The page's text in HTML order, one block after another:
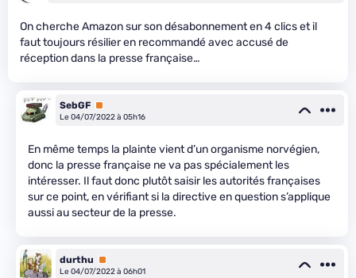
On cherche Amazon sur son désabonnement en 4 clics et il
faut toujours résilier en recommandé avec accusé de
réception dans la presse française…
SebGF Premium
Le 04/07/2022 à 05h16
En même temps la plainte vient d’un organisme norvégien,
donc la presse française ne va pas spécialement les
intéresser. Il faut donc plutôt saisir les autorités françaises
sur ce point, en vérifiant si la directive en question s’applique
aussi au secteur de la presse.
durthu
Premium
Le 04/07/2022 à 06h01